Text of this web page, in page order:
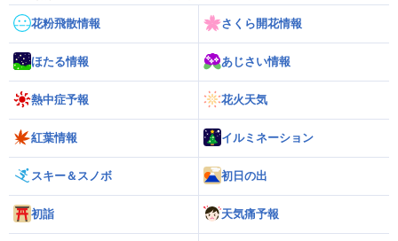
花粉飛散情報 さくら開花情報
ほたる情報 あじさい情報
熱中症予報 花火天気
紅葉情報 イルミネーション
スキー＆スノボ 初日の出
初詣 天気痛予報